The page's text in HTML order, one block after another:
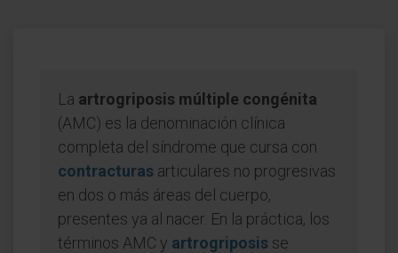
La artrogriposis múltiple congénita
(AMC) es la denominación clínica
completa del síndrome que cursa con
contracturas articulares no progresivas
en dos o más áreas del cuerpo,
presentes ya al nacer. En la práctica, los
términos AMC y artrogriposis se